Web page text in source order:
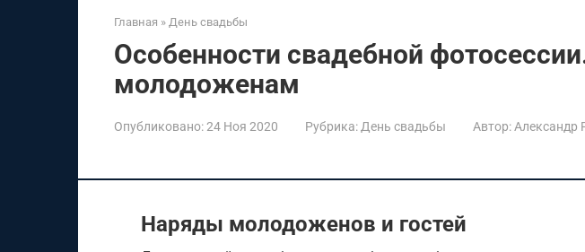
Главная » День свадьбы
Особенности свадебной
молодоженам
Опубликовано:24 Ноя 2020 Рубрика: День свадьбы Автор: Александр
Наряды молодоженов и гостей